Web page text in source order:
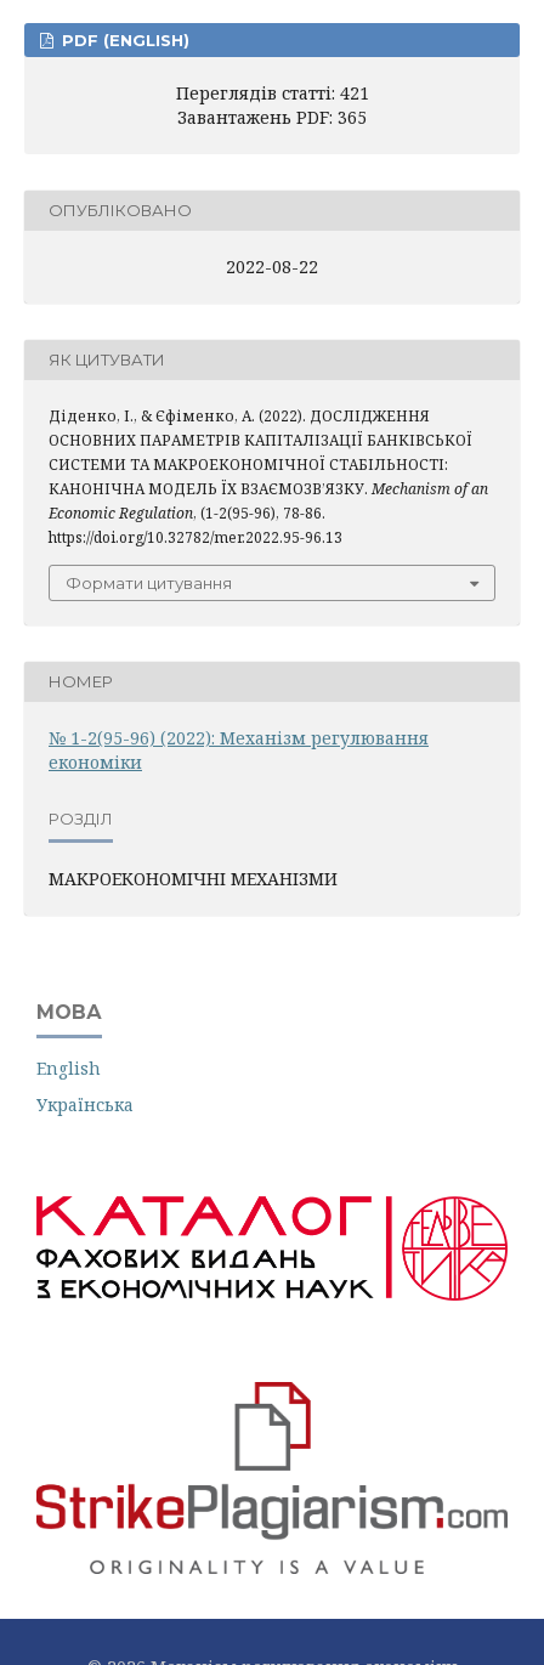
PDF (ENGLISH)
Переглядів статті: 421
Завантажень PDF: 365
ОПУБЛІКОВАНО
2022-08-22
ЯК ЦИТУВАТИ
Діденко, І., & Єфіменко, А. (2022). ДОСЛІДЖЕННЯ
ОСНОВНИХ ПАРАМЕТРІВ КАПІТАЛІЗАЦІЇ БАНКІВСЬКОЇ
СИСТЕМИ ТА МАКРОЕКОНОМІЧНОЇ СТАБІЛЬНОСТІ:
КАНОНІЧНА МОДЕЛЬ ЇХ ВЗАЄМОЗВ’ЯЗКУ.Mechanism of an
Economic Regulation, (1-2(95-96), 78-86.
https://doi.org/10.32782/mer.2022.95-96.13
Формати цитування
НОМЕР
№ 1-2(95-96) (2022): Механiзм регулювання
економiки
РОЗДІЛ
МАКРОЕКОНОМІЧНІ МЕХАНІЗМИ
МОВА
English
Українська